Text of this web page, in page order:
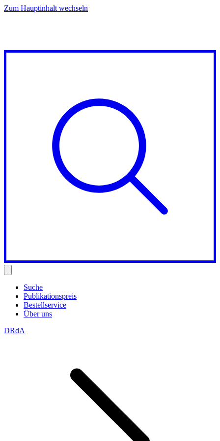
Zum Hauptinhalt wechseln
Suche
Publikationspreis
Bestellservice
Über uns
DRdA